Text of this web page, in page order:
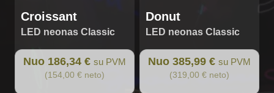
Croissant
LED neonas Classic
Nuo 186,34 € su PVM
(154,00 € neto)
page
Donut
LED neonas Classic
Nuo 385,99 € su PVM
(319,00 € neto)
page